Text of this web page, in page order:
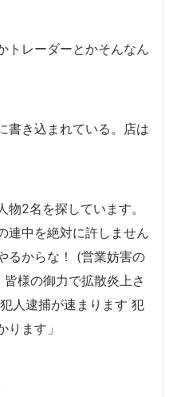
トレーダーとかそんなん
書き込まれている。店は
物2名を探しています。
連中を絶対に許しません
るからな！ (営業妨害の
様の御力で拡散炎上さ
人逮捕が速まります 犯
ります」